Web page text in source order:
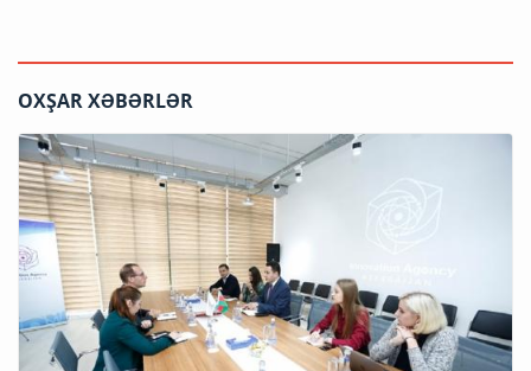
OXŞAR XƏBƏRLƏR